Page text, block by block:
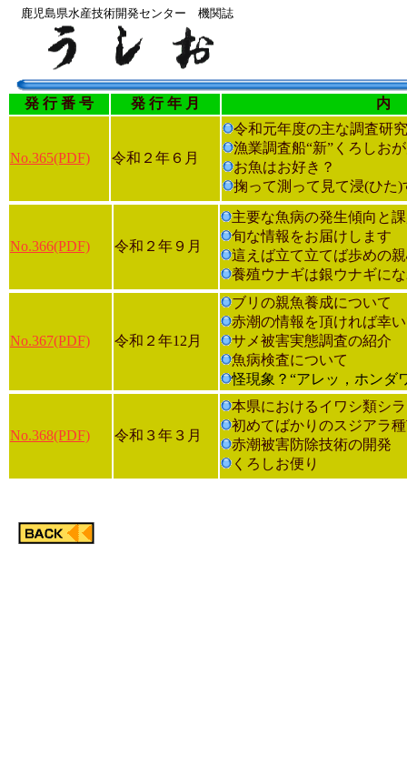
発 行 番 号 発 行 年 月
No.365(PDF) 令和２年６月
令和元年度の主な調査研
漁業調査船“新”くろしお
お魚はお好き？
掬って測って見て浸(ひた
No.366(PDF) 令和２年９月
主要な魚病の発生傾向と
旬な情報をお届けします
這えば立て立てば歩めの
養殖ウナギは銀ウナギに
No.367(PDF) 令和２年12月
ブリの親魚養成について
赤潮の情報を頂ければ幸
サメ被害実態調査の紹介
魚病検査について
怪現象？“アレッ，ホンダ
No.368(PDF) 令和３年３月
本県におけるイワシ類シ
初めてばかりのスジアラ
赤潮被害防除技術の開発
くろしお便り
鹿児島県水産技術開発センター 機関誌